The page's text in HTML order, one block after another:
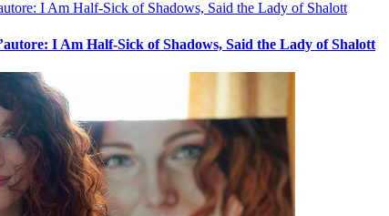
I Am Half-Sick of Shadows, Said the Lady of Shalott
I Am Half-Sick of Shadows, Said the Lady of Shalott